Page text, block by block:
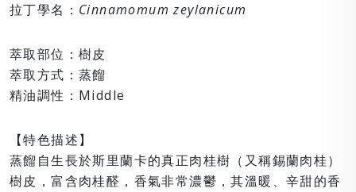
拉丁學名： Cinnamomum zeylanicum
萃取部位：樹皮
萃取方式：蒸餾
精油調性：Middle
【特色描述】
蒸餾自生長於斯里蘭卡的真正肉桂樹（又稱錫蘭肉桂）
樹皮，富含肉桂醛，香氣非常濃鬱，其溫暖、辛甜的香